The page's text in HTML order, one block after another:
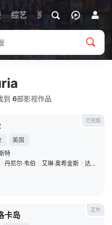
综艺 资讯
到 6部影视作品
已完结
美国
特
/ 丹尼尔·韦伯 / 艾琳·奥希金斯 / 达科他·道尔比
正片
卡岛